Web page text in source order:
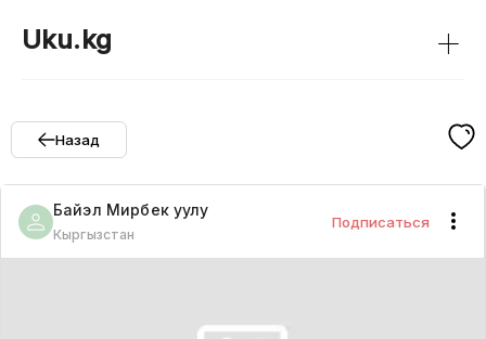
Uku.kg +
Назад
Байэл Мирбек уулу
Кыргызстан
Подписаться